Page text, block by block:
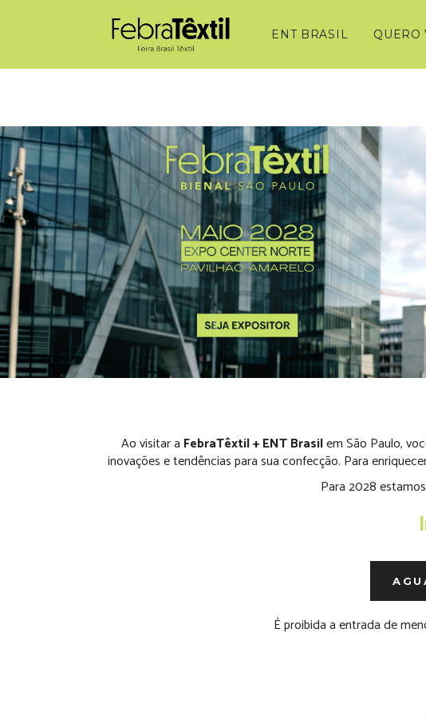
ENT BRASIL QUERO
Ao visitar a FebraTêxtil + ENT Brasilem São Paulo,
inovações e tendências para sua confecção. Para
Para 2028
É proibida a entrada de